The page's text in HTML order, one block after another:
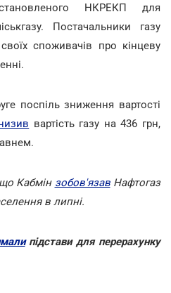
НКРЕКП для
Постачальники газу
споживачів про кінцеву
поспіль зниження вартості
вартість газу на 436 грн,
Кабмін зобов'язавНафтогаз
в липні.
підстави для перерахунку